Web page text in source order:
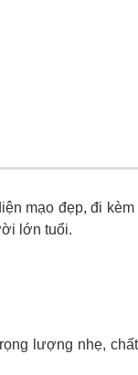
mạo đẹp, đi
lớn tuổi.
lượng nhẹ,